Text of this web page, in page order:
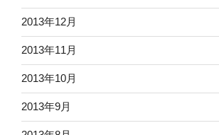
2013年12月
2013年11月
2013年10月
2013年9月